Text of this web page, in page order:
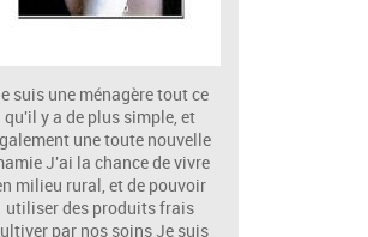
suis une ménagère tout ce
qu'il y a de plus simple, et
une toute nouvelle
J'ai la chance de vivre
milieu rural, et de pouvoir
utiliser des produits frais
par nos soins Je suis